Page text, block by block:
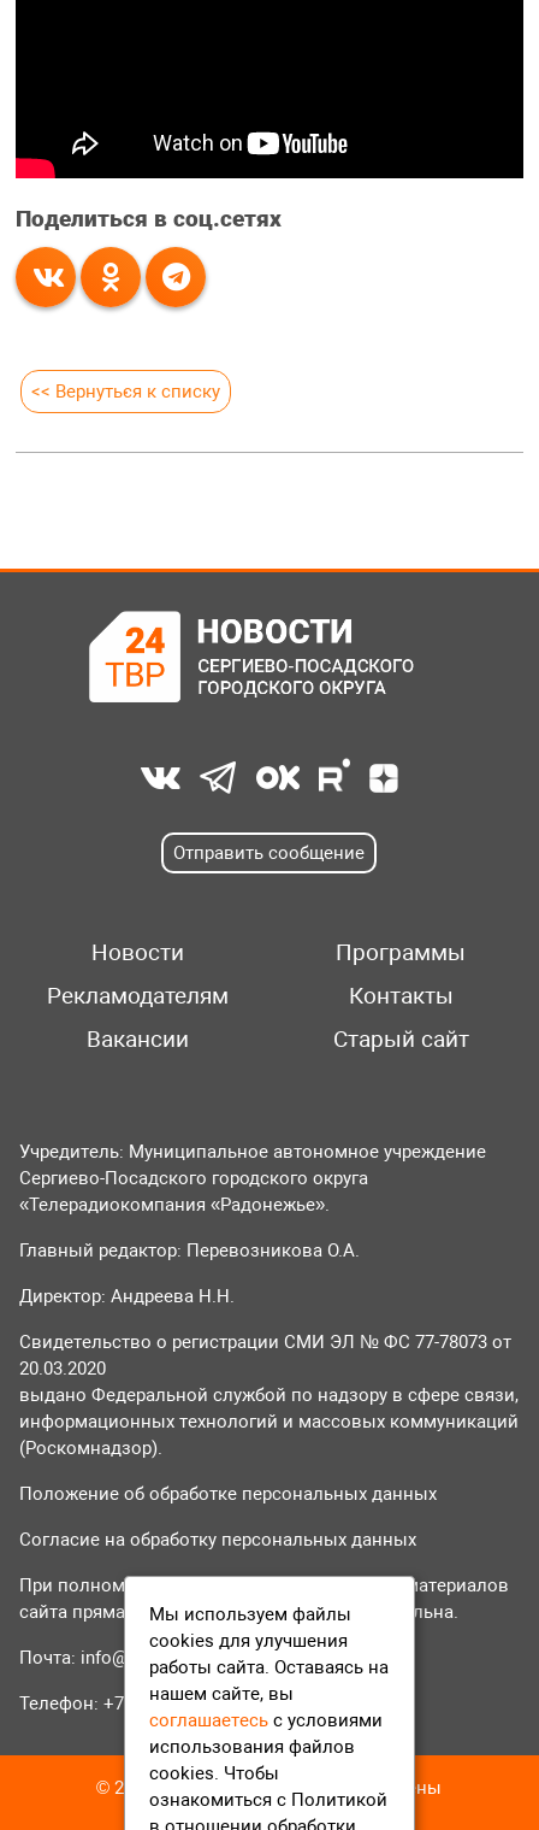
Поделиться в соц.сетях
<< Вернуться к списку
Отправить сообщение
Новости
Программы
Рекламодателям
Контакты
Вакансии
Старый сайт
Учредитель: Муниципальное автономное учреждение
Сергиево-Посадского городского округа
«Телерадиокомпания «Радонежье».
Главный редактор: Перевозникова О.А.
Директор: Андреева Н.Н.
Свидетельство о регистрации СМИ ЭЛ № ФС 77-78073 от
20.03.2020
выдано Федеральной службой по надзору в сфере связи,
информационных технологий и массовых коммуникаций
(Роскомнадзор).
Положение об обработке персональных данных
Согласие на обработку персональных данных
При полном или частичном использовании материалов
сайта прямая гиперссылка на tvr24.tv обязательна.
Почта: info@tvr24.tv
Телефон: +7 (496) 551-04-95
© 2016-2023 ТВР24 Все права защищены
Мы используем файлы
cookies для улучшения
работы сайта. Оставаясь на
нашем сайте, вы
соглашаетесь с условиями
использования файлов
cookies. Чтобы
ознакомиться с Политикой